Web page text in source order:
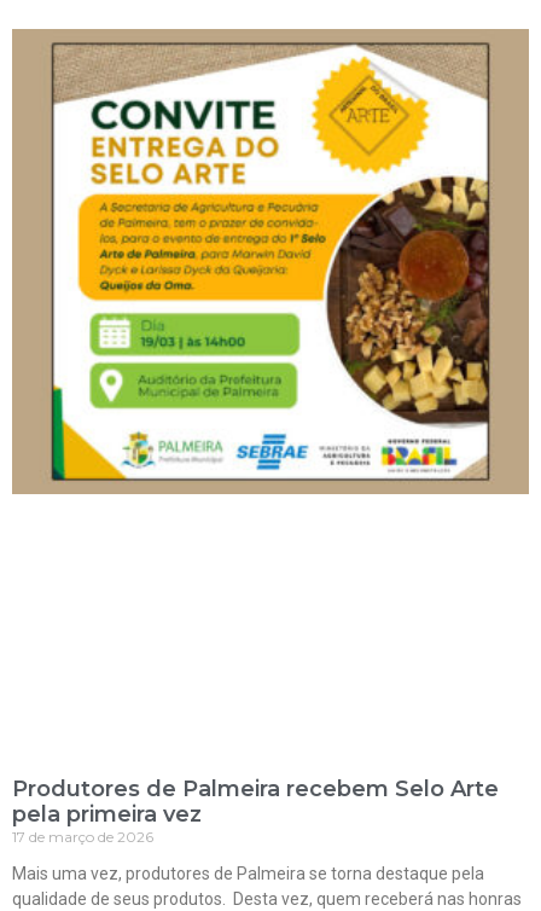
Produtores de Palmeira recebem Selo Arte
pela primeira vez
17 de março de 2026
Mais uma vez, produtores de Palmeira se torna destaque pela
qualidade de seus produtos. Desta vez, quem receberá nas honras